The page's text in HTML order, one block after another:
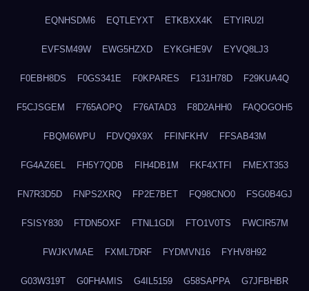
EQNHSDM6 EQTLEYXT ETKBXX4K ETYIRU2I
EVFSM49W EWG5HZXD EYKGHE9V EYVQ8LJ3
F0EBH8DS F0GS341E F0KPARES F131H78D F29KUA4Q
F5CJSGEM F765AOPQ F76ATAD3 F8D2AHH0 FAQOGOH5
FBQM6WPU FDVQ9X9X FFINFKHV FFSAB43M
FG4AZ6EL FH5Y7QDB FIH4DB1M FKF4XTFI FMEXT353
FN7R3D5D FNPS2XRQ FP2E7BET FQ98CNO0 FSG0B4GJ
FSISY830 FTDN5OXF FTNL1GDI FTO1V0TS FWCIR57M
FWJKVMAE FXML7DRF FYDMVN16 FYHV8H92
G03W319T G0FHAMIS G4IL5159 G58SAPPA G7JFBHBR